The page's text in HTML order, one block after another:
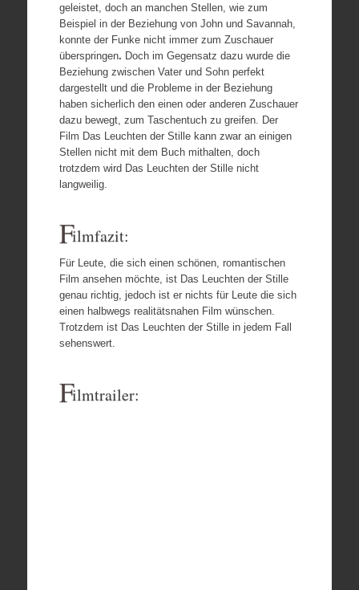
geleistet, doch an manchen Stellen, wie zum
Beispiel in der Beziehung von John und Savannah,
konnte der Funke nicht immer zum Zuschauer
überspringen. Doch im Gegensatz dazu wurde die
Beziehung zwischen Vater und Sohn perfekt
dargestellt und die Probleme in der Beziehung
haben sicherlich den einen oder anderen Zuschauer
dazu bewegt, zum Taschentuch zu greifen. Der
Film Das Leuchten der Stille kann zwar an einigen
Stellen nicht mit dem Buch mithalten, doch
trotzdem wird Das Leuchten der Stille nicht
langweilig.
Filmfazit:
Für Leute, die sich einen schönen, romantischen
Film ansehen möchte, ist Das Leuchten der Stille
genau richtig, jedoch ist er nichts für Leute die sich
einen halbwegs realitätsnahen Film wünschen.
Trotzdem ist Das Leuchten der Stille in jedem Fall
sehenswert.
Filmtrailer: